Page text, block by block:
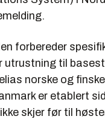
forbereder
utrustning til
norske og
er etablert
skjer før til